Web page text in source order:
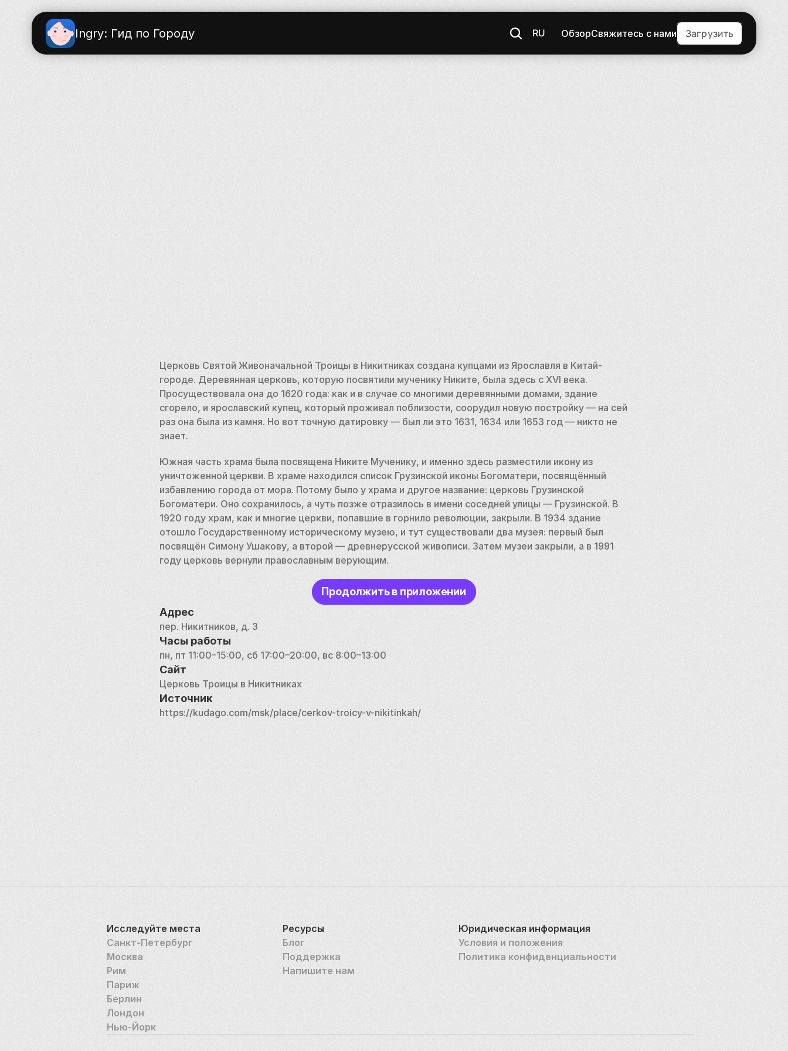
Ingry: Гид по Городу RU ОбзорСвяжитесь с нами Загрузить
Церковь Святой Живоначальной Троицы в Никитниках создана купцами из Ярославля в Китай-
городе. Деревянная церковь, которую посвятили мученику Никите, была здесь с XVI века.
Просуществовала она до 1620 года: как и в случае со многими деревянными домами, здание
сгорело, и ярославский купец, который проживал поблизости, соорудил новую постройку — на сей
раз она была из камня. Но вот точную датировку — был ли это 1631, 1634 или 1653 год — никто не
знает.
Южная часть храма была посвящена Никите Мученику, и именно здесь разместили икону из
уничтоженной церкви. В храме находился список Грузинской иконы Богоматери, посвящённый
избавлению города от мора. Потому было у храма и другое название: церковь Грузинской
Богоматери. Оно сохранилось, а чуть позже отразилось в имени соседней улицы — Грузинской. В
1920 году храм, как и многие церкви, попавшие в горнило революции, закрыли. В 1934 здание
отошло Государственному историческому музею, и тут существовали два музея: первый был
посвящён Симону Ушакову, а второй — древнерусской живописи. Затем музеи закрыли, а в 1991
году церковь вернули православным верующим.
Продолжить в приложении
Адрес
пер. Никитников, д. 3
Часы работы
пн, пт 11:00–15:00, сб 17:00–20:00, вс 8:00–13:00
Сайт
Церковь Троицы в Никитниках
Источник
https://kudago.com/msk/place/cerkov-troicy-v-nikitinkah/
Исследуйте места
Санкт-Петербург
Москва
Рим
Париж
Берлин
Лондон
Нью-Йорк
Ресурсы
Блог
Поддержка
Напишите нам
Юридическая информация
Условия и положения
Политика конфиденциальности